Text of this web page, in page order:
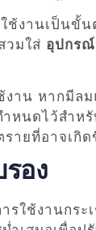
ช้งานเป็น
วมใส่ อุปกรณ์
าน หากมีล
หนดไว้สำหรั
ายที่อาจเกิ
อง
รใช้งานกระ